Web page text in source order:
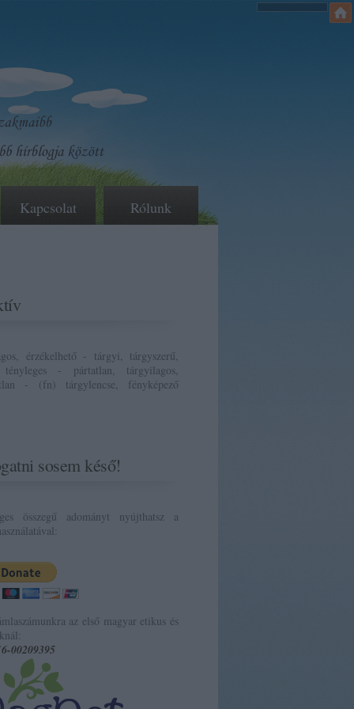
Kapcsolat Rólunk
érzékelhető - tárgyi, tárgyszerű,
tényleges - pártatlan, tárgyilagos,
- (fn) tárgylencse, fényképező
sosem késő!
összegű adományt nyújthatsz a
az első magyar etikus és
00209395